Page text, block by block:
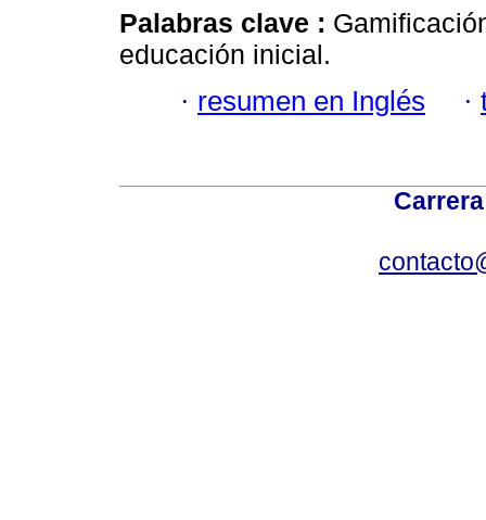
Palabras clave :
educación inicial.
· resumen en Inglés ·